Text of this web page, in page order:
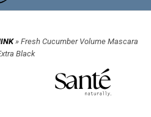
» Fresh Cucumber Volume Mascara
Black